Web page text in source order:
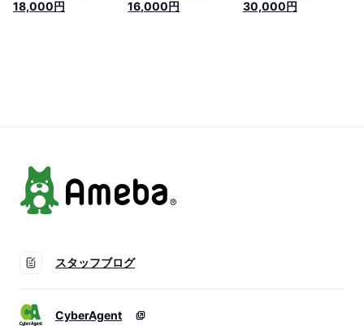
2026年6月中旬から
18,000円
フルーツ】 お届
16,000円
ルーツ 果物 ギフト
30,000円
スタッフブログ
CyberAgent